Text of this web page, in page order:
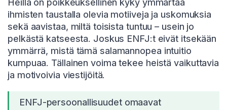
Heillä on poikkeuksellinen kyky ymmärtää
ihmisten taustalla olevia motiiveja ja uskomuksia
sekä aavistaa, miltä toisista tuntuu – usein jo
pelkästä katseesta. Joskus ENFJ:t eivät itsekään
ymmärrä, mistä tämä salamannopea intuitio
kumpuaa. Tällainen voima tekee heistä vaikuttavia
ja motivoivia viestijöitä.
ENFJ-persoonallisuudet omaavat